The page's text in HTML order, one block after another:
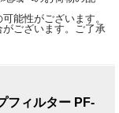
能性がございます。
ございます。ご了承
フィルター PF-